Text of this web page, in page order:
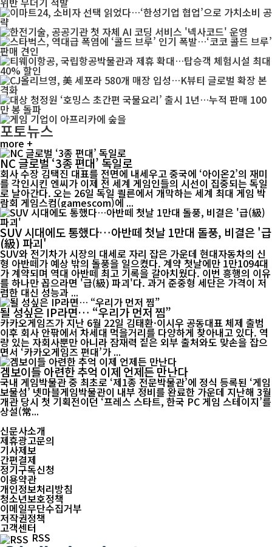
포토뉴스
more +
NC 글로벌 ‘3종 편대’ 독일로
회사 수장 김택진 대표를 전면에 내세우고 중국에 ‘아이온2’의 재미
를 각인시킨 엔씨가 이제 전 세계 게임인들의 시선이 집중되는 독일
로 날아간다. 오는 26일 독일 쾰른에서 개막하는 세계 최대 게임 박
람회 게임스컴(gamescom)에 ...
SUV 시대에도 통했다…아반떼 첫날 1만대 돌풍, 비결은 '급
(級) 파괴'
SUV와 전기차가 시장의 대세로 자리 잡은 가운데 현대자동차의 신
형 아반떼가 예상 밖의 돌풍을 일으켰다. 계약 첫날에만 1만1094대
가 계약되며 역대 아반떼 최고 기록을 갈아치웠다. 이번 흥행의 이유
를 하나만 꼽으라면 '급(級) 파괴'다. 과거 준중형 세단은 가격이 저
렴한 대신 성능과 ...
될 성싶은 IP라면… “우리가 먼저 찜”
카카오게임즈가 지난 6월 22일 김태환·이시우 공동대표 체제 출범
이후 회사 안팎에서 차세대 먹을거리를 다양하게 찾아내고 있다. 역
량 있는 자회사뿐만 아니라 잠재력 짙은 외부 출처와도 맞손을 잡으
면서 ‘카카오게임즈 편대’가 ...
겜보이들 아련한 추억 이제 언제든 만난다
국내 게임박물관 중 최초로 ‘제1종 전문박물관’에 정식 등록된 ‘게임
보물섬’ 넷마블게임박물관이 내부 정비를 완료한 가운데 지난해 3월
개관 당시 첫 기획전이던 ‘프레스 스타트, 한국 PC 게임 스테이지’를
상설(常...
신문사소개
제휴광고문의
기사제보
간편결제
정기구독신청
이용약관
개인정보처리방침
청소년보호정책
이메일무단수집거부
저작권정책
고객센터
RSS